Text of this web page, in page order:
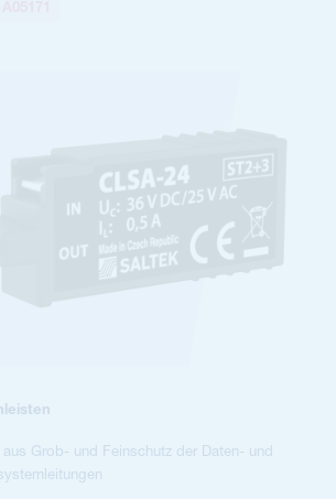
Grob- und Feinschutz der Daten- und